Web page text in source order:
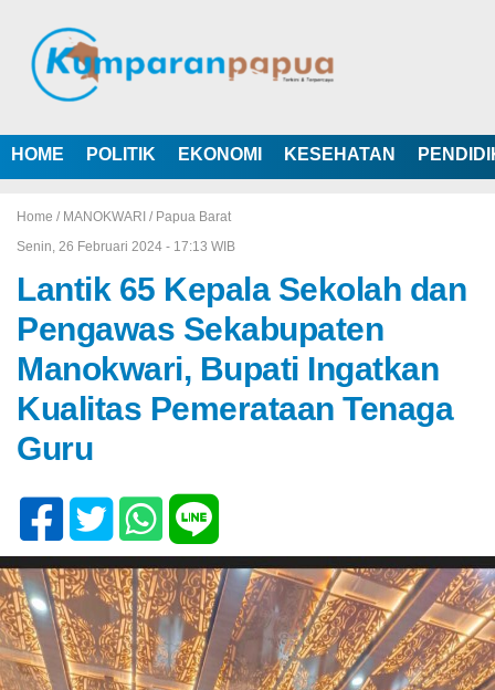
HOME POLITIK EKONOMI KESEHATAN
Home / MANOKWARI / Papua Barat
Senin, 26 Februari 2024 - 17:13 WIB
Lantik 65 Kepala Sekolah dan
Pengawas Sekabupaten
Manokwari, Bupati Ingatkan
Kualitas Pemerataan Tenaga
Guru